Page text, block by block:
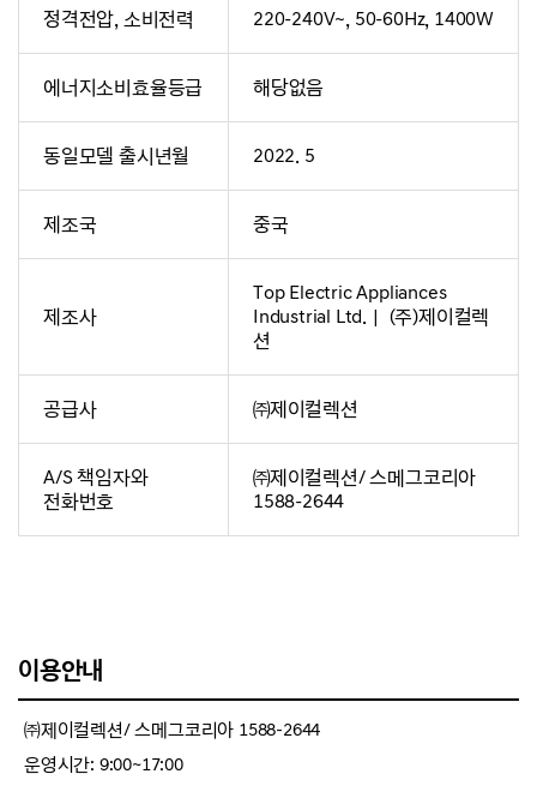
정격전압, 소비전력 220-240V~, 50-60Hz, 1400W
에너지소비효율등급 해당없음
동일모델 출시년월 2022. 5
제조국 중국
제조사
Top Electric Appliances
Industrial Ltd.｜ (주)제이컬렉
션
공급사 ㈜제이컬렉션
A/S 책임자와
전화번호
㈜제이컬렉션/ 스메그코리아
1588-2644
이용안내
㈜제이컬렉션/ 스메그코리아 1588-2644
운영시간: 9:00~17:00